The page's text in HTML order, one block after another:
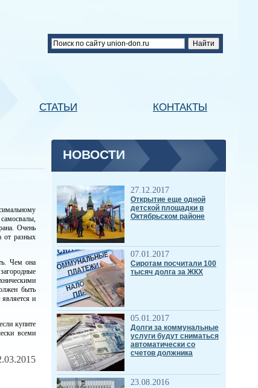
СТАТЬИ КОНТАКТЫ
Очень
от разных
Чем она
быть
и
купите
всеми
НОВОСТИ
27.12.2017
Открытие еще одной
детской площадки в
Октябрьском районе
07.01.2017
Сиротам посчитали 100
тысяч долга за ЖКХ
05.01.2017
Долги за коммунальные
услуги будут сниматься
автоматически со
счетов должника
23.08.2016